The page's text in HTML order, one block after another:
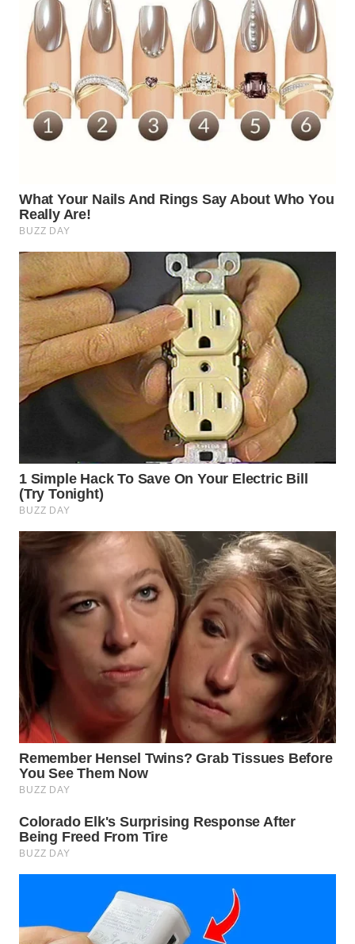
WN
KEPULAUAN
SERIBU
WN
TANGERANG
WN
WN
CIREBON
WN
INDRAMAYU
WN
KUNINGAN
WN
MAJALENGKA
WN
SUKABUMI
WN
WN
PRIANGAN
TIMUR
SEMARANG
WN
SOLO
BOROBUDUR
WN
SURABAYA